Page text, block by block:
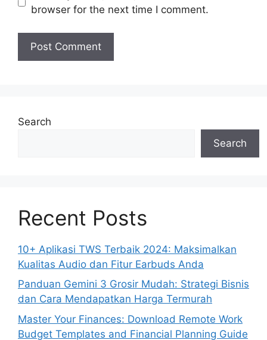
browser for the next time I comment.
Search
Search
Recent Posts
10+ Aplikasi TWS Terbaik 2024: Maksimalkan
Kualitas Audio dan Fitur Earbuds Anda
Panduan Gemini 3 Grosir Mudah: Strategi Bisnis
dan Cara Mendapatkan Harga Termurah
Master Your Finances: Download Remote Work
Budget Templates and Financial Planning Guide